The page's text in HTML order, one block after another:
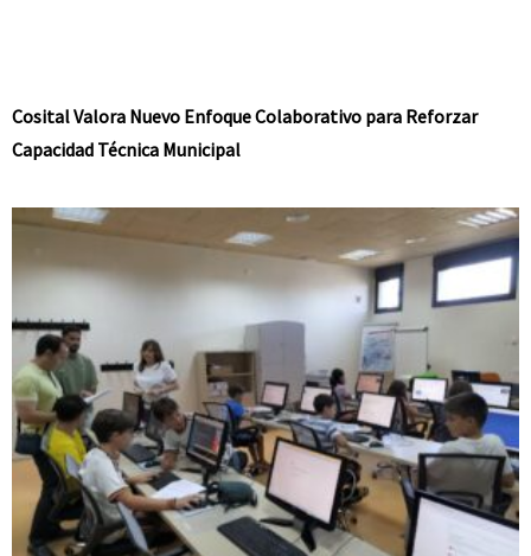
Cosital Valora Nuevo Enfoque Colaborativo para Reforzar
Capacidad Técnica Municipal